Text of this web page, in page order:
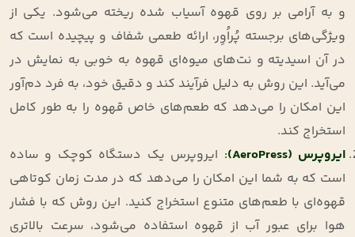
و به آرامی بر روی قهوه آسیاب شده ریخته می‌شود. یکی از
ویژگی‌های برجسته پُراُوِر، ارائه طعمی شفاف و پیچیده است که
در آن اسیدیته و نت‌های میوه‌ای قهوه به خوبی به نمایش در
می‌آید. این روش به دلیل فرآیند کند و دقیق خود، به فرد دم‌آور
این امکان را می‌دهد که طعم‌های خاص قهوه را به طور کامل
استخراج کند.
ایروپرس (AeroPress)
: ایروپرس یک دستگاه کوچک و ساده
است که به شما این امکان را می‌دهد که در مدت زمان کوتاهی
قهوه‌ای با طعم‌های متنوع استخراج کنید. این روش که با فشار
هوا برای عبور آب از قهوه استفاده می‌شود، سرعت بالاتری